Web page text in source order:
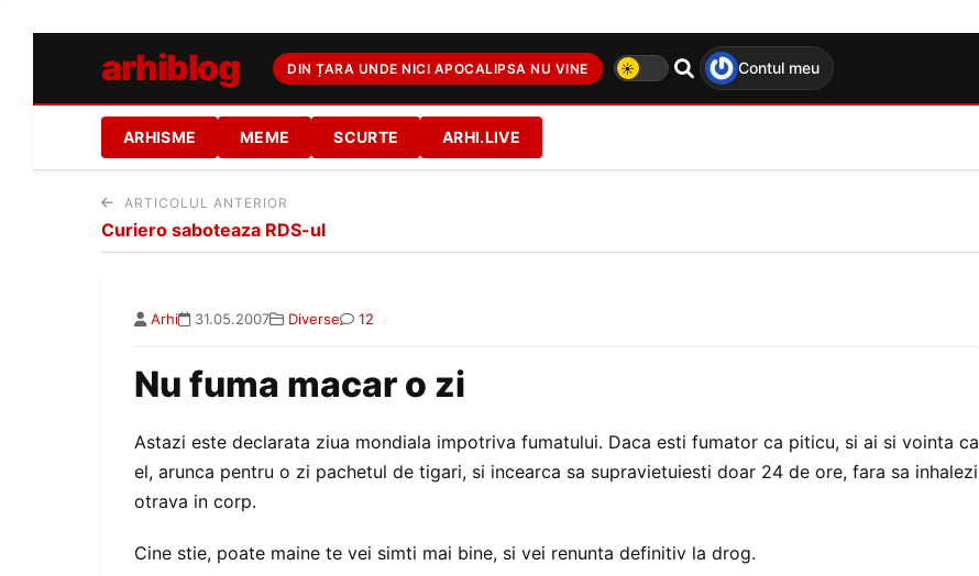
arhiblog DIN ȚARA UNDE NICI APOCALIPSA NU VINE Contul meu
ARHISME MEME SCURTE ARHI.LIVE
ARTICOLUL ANTERIOR
Curiero saboteaza RDS-ul
Arhi 31.05.2007 Diverse 12
Nu fuma macar o zi
Astazi este declarata ziua mondiala impotriva fumatului. Daca esti fumator ca piticu, si ai si vointa ca
el, arunca pentru o zi pachetul de tigari, si incearca sa supravietuiesti doar 24 de ore, fara sa inhalezi
otrava in corp.
Cine stie, poate maine te vei simti mai bine, si vei renunta definitiv la drog.